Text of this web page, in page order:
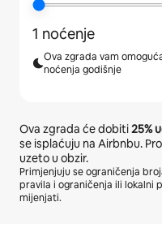
1 noćenje
Ova zgrada vam
noćenja godišnje
Ova zgrada će dobiti25%
se isplaćuju na Airbnbu.
uzeto u obzir.
Primjenjuju se ograničenja
pravila i ograničenja ili lokalni
mijenjati.